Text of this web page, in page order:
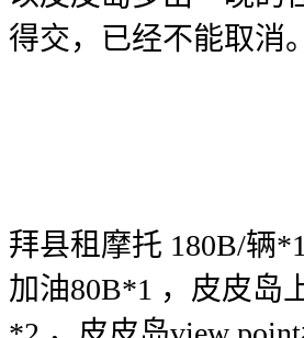
得交，已经不能取消。
拜县租摩托 180B/辆
加油80B*1 ，皮皮岛